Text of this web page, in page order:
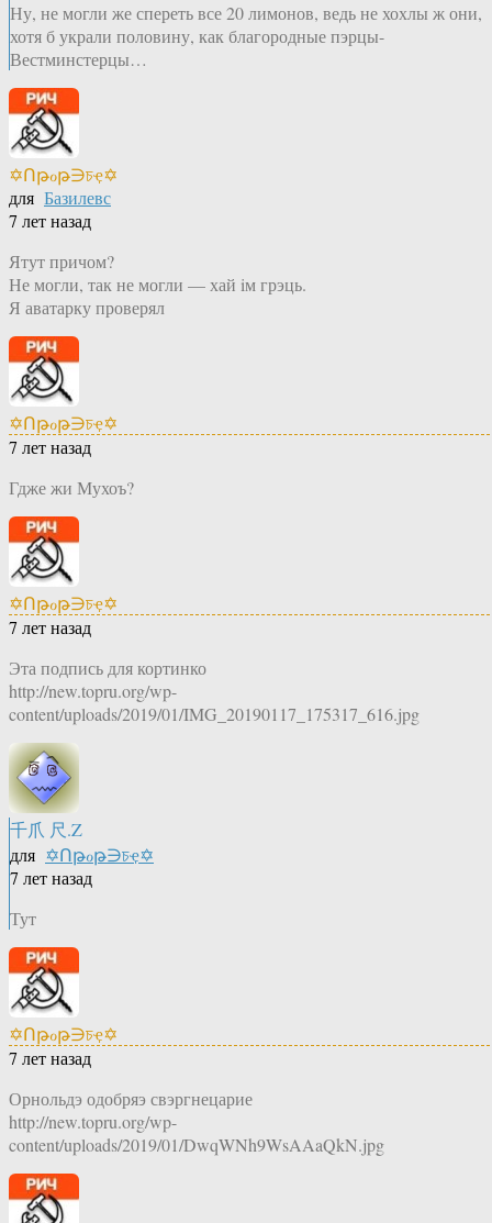
Ну, не могли же спереть все 20 лимонов, ведь не хохлы ж они,
хотя б украли половину, как благородные пэрцы-
Вестминстерцы…
✡Ոթℴթ∋চҿ✡
для Базилевс
7 лет назад
Ятут причом?
Не могли, так не могли — хай iм грэць.
Я аватарку проверял
✡Ոթℴթ∋চҿ✡
7 лет назад
Гдже жи Мухоъ?
✡Ոթℴթ∋চҿ✡
7 лет назад
Эта подпись для кортинко
http://new.topru.org/wp-
content/uploads/2019/01/IMG_20190117_175317_616.jpg
千爪 尺.Z
для ✡Ոթℴթ∋চҿ✡
7 лет назад
Тут
✡Ոթℴթ∋চҿ✡
7 лет назад
Орнольдэ одобряэ свэргнецарие
http://new.topru.org/wp-
content/uploads/2019/01/DwqWNh9WsAAaQkN.jpg